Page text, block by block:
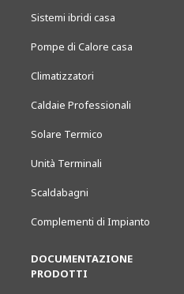
Sistemi ibridi casa
Pompe di Calore casa
Climatizzatori
Caldaie Professionali
Solare Termico
Unità Terminali
Scaldabagni
Complementi di Impianto
DOCUMENTAZIONE
PRODOTTI